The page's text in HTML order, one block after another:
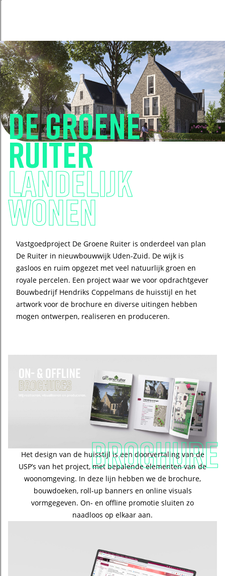
De groene
ruiter
landelijk
wonen
Vastgoedproject De Groene Ruiter is onderdeel van plan
De Ruiter in nieuwbouwwijk Uden-Zuid. De wijk is
gasloos en ruim opgezet met veel natuurlijk groen en
royale percelen. Een project waar we voor opdrachtgever
Bouwbedrijf Hendriks Coppelmans de huisstijl en het
artwork voor de brochure en diverse uitingen hebben
mogen ontwerpen, realiseren en produceren.
brochure
Het design van de huisstijl is een doorvertaling van de
USP’s van het project, met bepalende elementen van de
woonomgeving. In deze lijn hebben we de brochure,
bouwdoeken, roll-up banners en online visuals
vormgegeven. On- en offline promotie sluiten zo
naadloos op elkaar aan.